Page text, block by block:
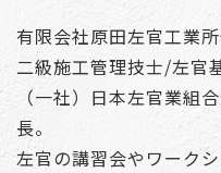
有限会社原田左官工業所
二級施工管理技士/左官
（一社）日本左官業組
長。
左官の講習会やワーク